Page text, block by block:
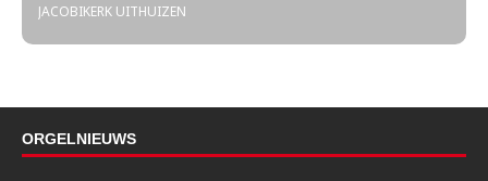
JACOBIKERK UITHUIZEN
ORGELNIEUWS